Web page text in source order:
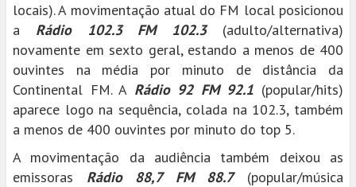
locais). A movimentação atual do FM local posicionou
a Rádio 102.3 FM 102.3(adulto/alternativa)
novamente em sexto geral, estando a menos de 400
ouvintes na média por minuto de distância da
Continental FM. A Rádio 92 FM 92.1 (popular/hits)
aparece logo na sequência, colada na 102.3, também
a menos de 400 ouvintes por minuto do top 5.
A movimentação da audiência também deixou as
emissoras Rádio 88,7 FM 88.7(popular/música